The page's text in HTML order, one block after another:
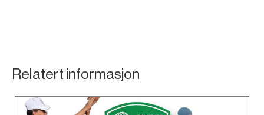
Relatert informasjon